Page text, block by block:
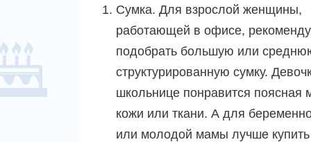
Сумка. Для взрослой женщины,
работающей в офисе,
подобрать большую или
структурированную сумку.
школьнице понравится поясная
кожи или ткани. А для
или молодой мамы лучше купить